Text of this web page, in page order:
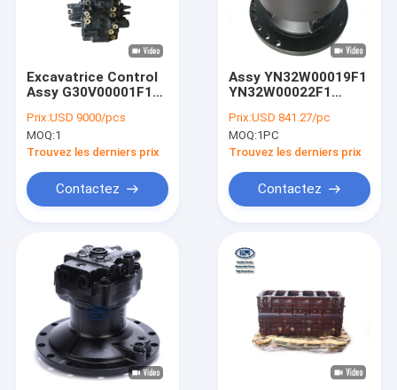
Produits
Au sujet de nous
Visite d'usine
Excavatrice Control
Assy G30V00001F1
2E SK70UR-3E SY75
SY85
Prix:USD 9000/pcs
MOQ:1
Trouvez les derniers prix
Contactez
Assy YN32W00019F1
YN32W00022F1
Swing Motor
Reduction
d'excavatrice de
Prix:USD 841.27/pc
MOQ:1PC
Trouvez les derniers prix
Contactez